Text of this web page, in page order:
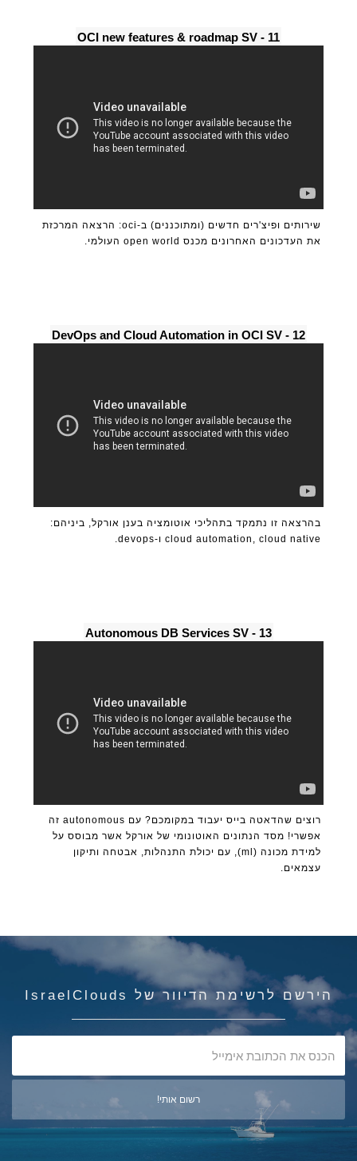
11 - OCI new features & roadmap SV
שירותים ופיצ'רים חדשים (ומתוכננים) ב-oci: הרצאה המרכזת
את העדכונים האחרונים מכנס open world העולמי.
12 - DevOps and Cloud Automation in OCI SV
בהרצאה זו נתמקד בתהליכי אוטומציה בענן אורקל, ביניהם:
cloud automation, cloud native ו-devops.
13 - Autonomous DB Services SV
רוצים שהדאטה בייס יעבוד במקומכם? עם autonomous זה
אפשרי! מסד הנתונים האוטונומי של אורקל אשר מבוסס על
למידת מכונה (ml), עם יכולת התנהלות, אבטחה ותיקון
עצמאים.
הירשם לרשימת הדיוור של IsraelClouds